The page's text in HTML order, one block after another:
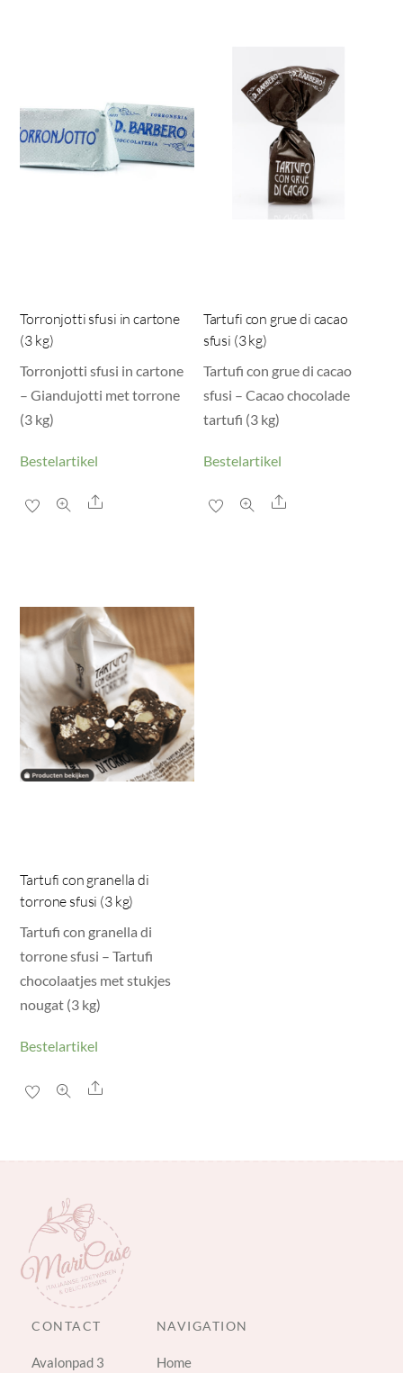
Torronjotti sfusi in cartone
(3 kg)
Torronjotti sfusi in cartone
– Giandujotti met torrone
(3 kg)
Bestelartikel
Share
Tartufi con grue di cacao
sfusi (3 kg)
Tartufi con grue di cacao
sfusi – Cacao chocolade
tartufi (3 kg)
Bestelartikel
Share
Tartufi con granella di
torrone sfusi (3 kg)
Tartufi con granella di
torrone sfusi – Tartufi
chocolaatjes met stukjes
nougat (3 kg)
Bestelartikel
Share
CONTACT
Avalonpad 3
NAVIGATION
Home